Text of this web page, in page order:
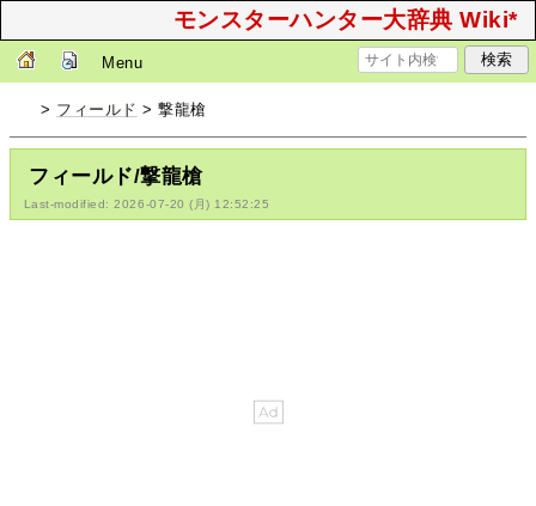
モンスターハンター大辞典 Wiki*
Menu
> フィールド > 撃龍槍
フィールド/撃龍槍
Last-modified: 2026-07-20 (月) 12:52:25